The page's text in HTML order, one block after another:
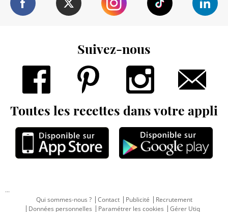
Suivez-nous
Toutes les recettes dans votre appli
...
Qui sommes-nous ?
Contact Publicité
Recrutement
Données personnelles
Paramétrer les cookies Gérer Utiq